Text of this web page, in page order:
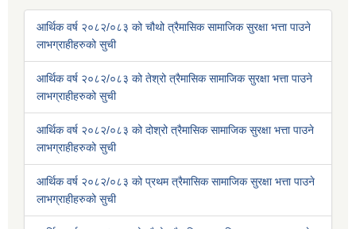
आर्थिक वर्ष २०८२/०८३ को चौथो त्रैमासिक सामाजिक सुरक्षा भत्ता पाउने
लाभग्राहीहरुको सुची
आर्थिक वर्ष २०८२/०८३ को तेश्रो त्रैमासिक सामाजिक सुरक्षा भत्ता पाउने
लाभग्राहीहरुको सुची
आर्थिक वर्ष २०८२/०८३ को दोश्रो त्रैमासिक सामाजिक सुरक्षा भत्ता पाउने
लाभग्राहीहरुको सुची
आर्थिक वर्ष २०८२/०८३ को प्रथम त्रैमासिक सामाजिक सुरक्षा भत्ता पाउने
लाभग्राहीहरुको सुची